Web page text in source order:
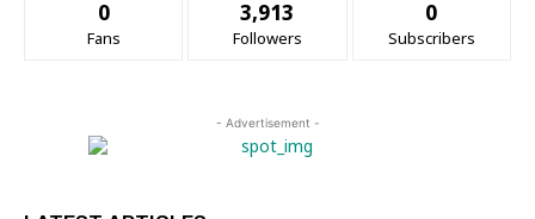
0
Fans
3,913
Followers
0
Subscribers
- Advertisement -